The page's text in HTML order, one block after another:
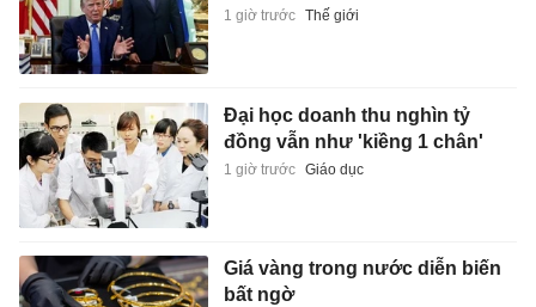
1 giờ trước Thế giới
Đại học doanh thu nghìn tỷ
đồng vẫn như 'kiềng 1 chân'
1 giờ trước Giáo dục
Giá vàng trong nước diễn biến
bất ngờ